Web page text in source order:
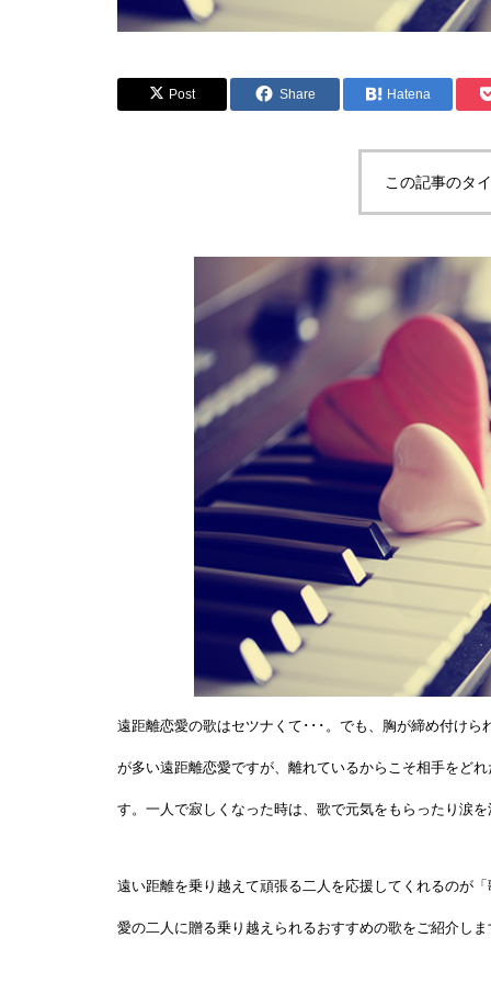
Post Share Hatena
この記事のタ
遠距離恋愛の歌はセツナくて･･･。でも、胸が締め付け
が多い遠距離恋愛ですが、離れているからこそ相手をど
す。一人で寂しくなった時は、歌で元気をもらったり涙
遠い距離を乗り越えて頑張る二人を応援してくれるのが
愛の二人に贈る乗り越えられるおすすめの歌をご紹介しま